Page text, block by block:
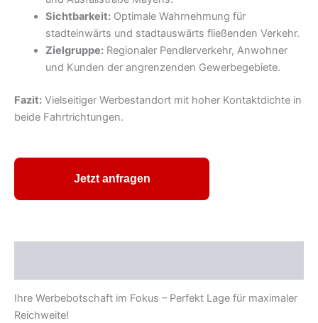
Sichtbarkeit:Optimale Wahrnehmung für
stadteinwärts und stadtauswärts fließenden Verkehr.
Zielgruppe:Regionaler Pendlerverkehr, Anwohner
und Kunden der angrenzenden Gewerbegebiete.
Fazit: Vielseitiger Werbestandort mit hoher Kontaktdichte in
beide Fahrtrichtungen.
Jetzt anfragen
Ihre Werbebotschaft im Fokus – Perfekt Lage für maximaler
Reichweite!